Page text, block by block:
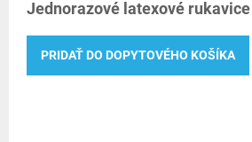
Jednorazové latexové
PRIDAŤ DO DOPYTOVÉHO KOŠÍKA